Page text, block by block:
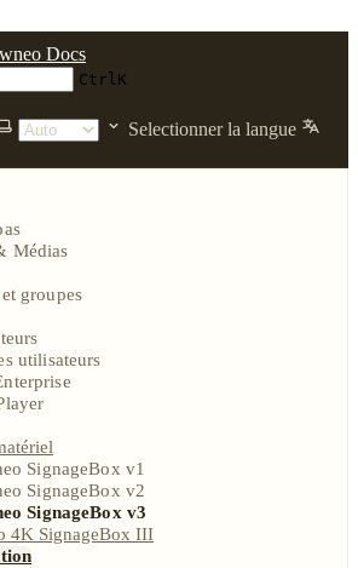
Docs
CtrlK
Selectionner la langue
Médias
groupes
utilisateurs
SignageBox v1
SignageBox v2
SignageBox v3
4K SignageBox III